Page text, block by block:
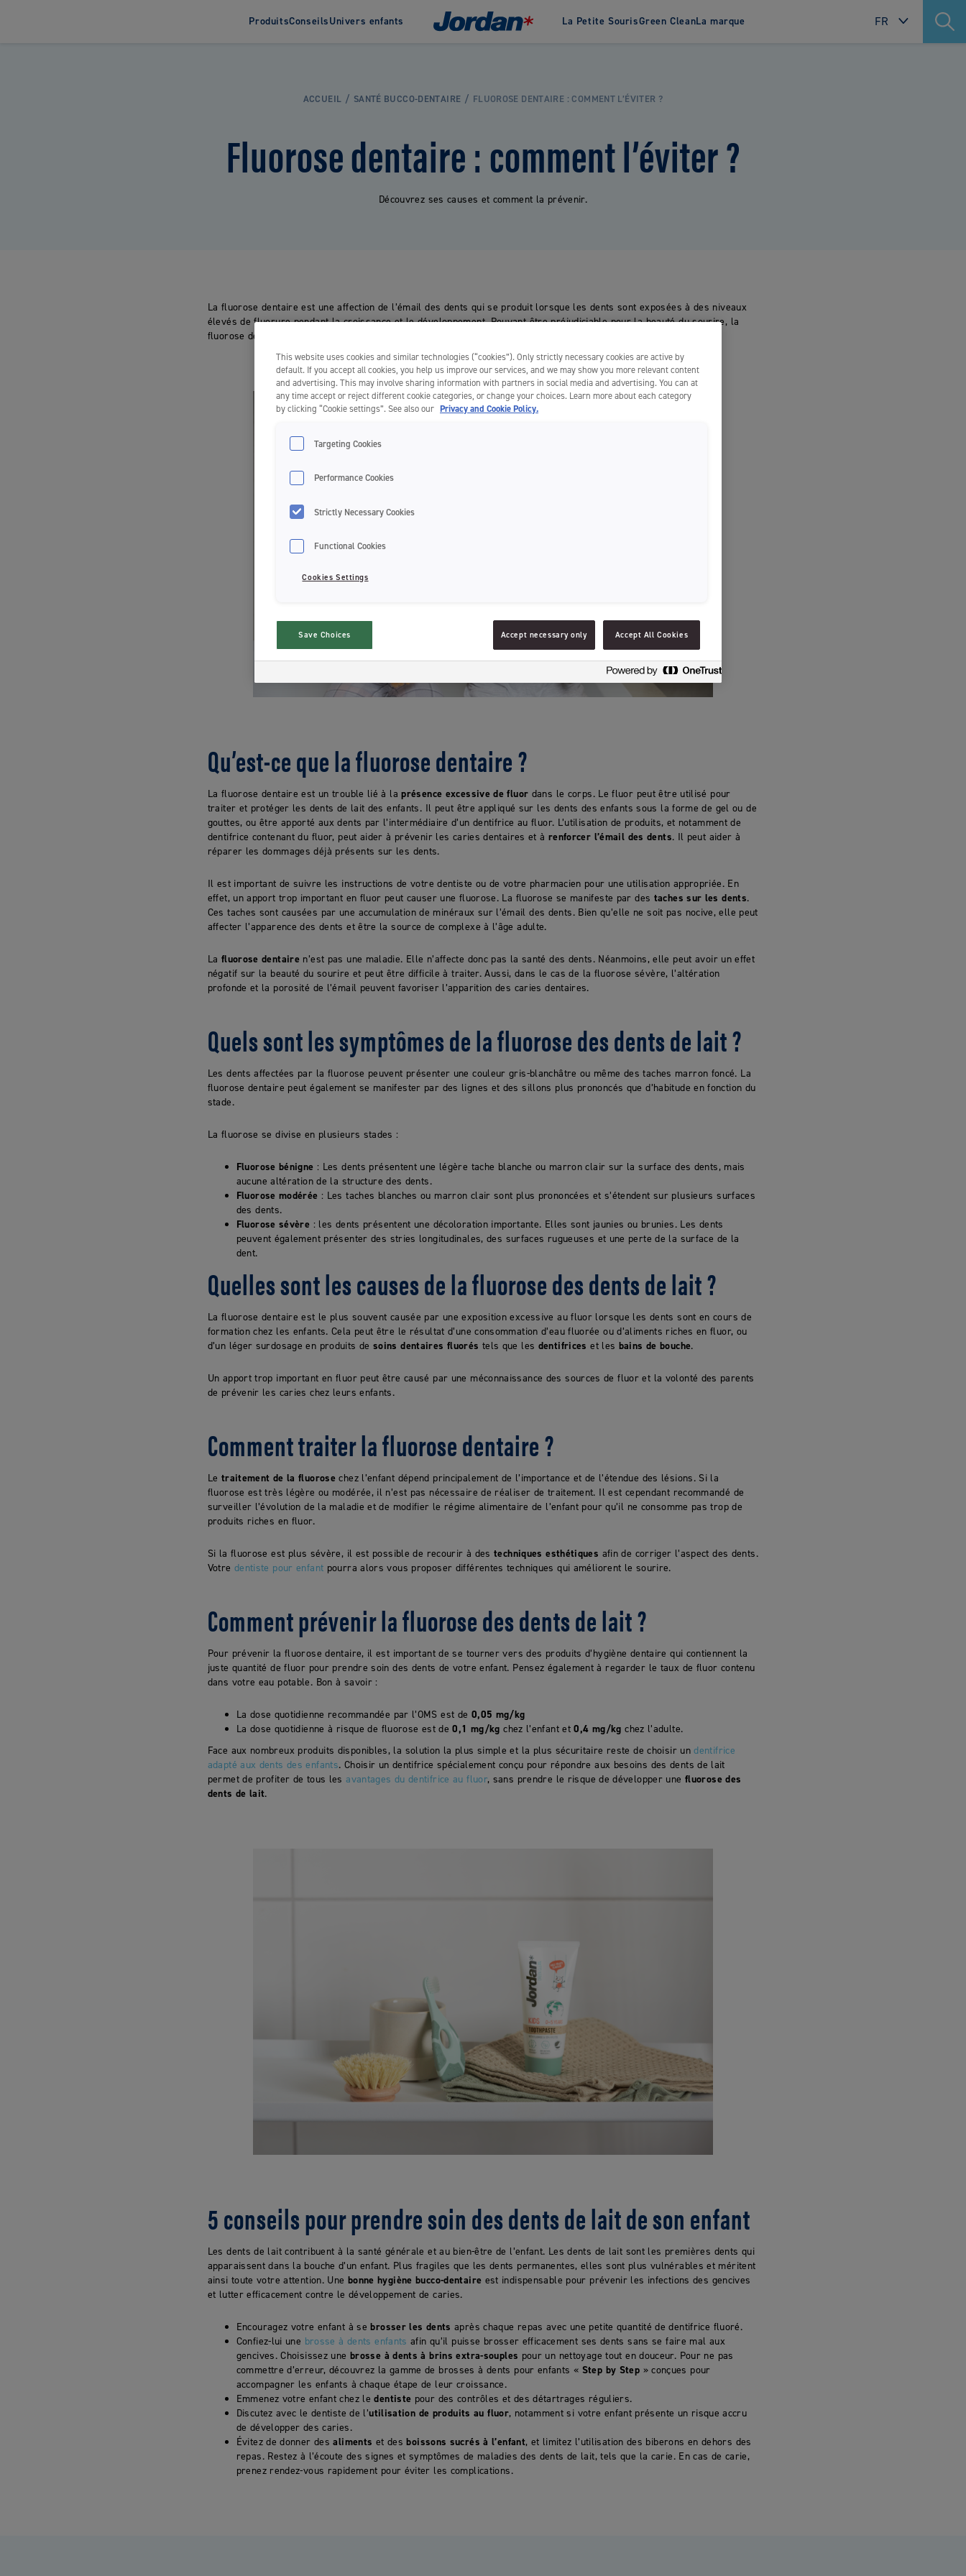
FR
Produits
Dentifrices Adultes
Brosses à dents écologique
VOIR TOUS LES PRODUITS
ConseilsUnivers enfants La Petite SourisGreen CleanLa marque
ACCUEIL SANTÉ BUCCO-DENTAIRE FLUOROSE DENTAIRE : COMMENT L’ÉVITER ?
Fluorose dentaire : comment l’éviter ?
Découvrez ses causes et comment la prévenir.
La fluorose dentaire est une affection de l’émail des dents qui se produit lorsque les dents sont exposées à des niveaux
élevés de fluorure pendant la croissance et le développement. Pouvant être préjudiciable pour la beauté du sourire, la
fluorose des dents de lait peut être évitée. Découvrez ses causes et comment la prévenir.
Qu’est-ce que la fluorose dentaire ?
La fluorose dentaire est un trouble lié à laprésence excessive de fluor dans le corps. Le fluor peut être utilisé pour
traiter et protéger les dents de lait des enfants. Il peut être appliqué sur les dents des enfants sous la forme de gel ou de
gouttes, ou être apporté aux dents par l’intermédiaire d’un dentifrice au fluor. L’utilisation de produits, et notamment de
dentifrice contenant du fluor, peut aider à prévenir les caries dentaires et à renforcer l’émail des dents. Il peut aider à
réparer les dommages déjà présents sur les dents.
Il est important de suivre les instructions de votre dentiste ou de votre pharmacien pour une utilisation appropriée. En
effet, un apport trop important en fluor peut causer une fluorose. La fluorose se manifeste par des taches sur les dents.
Ces taches sont causées par une accumulation de minéraux sur l’émail des dents. Bien qu’elle ne soit pas nocive, elle peut
affecter l’apparence des dents et être la source de complexe à l’âge adulte.
La fluorose dentaire n’est pas une maladie. Elle n’affecte donc pas la santé des dents. Néanmoins, elle peut avoir un effet
négatif sur la beauté du sourire et peut être difficile à traiter. Aussi, dans le cas de la fluorose sévère, l’altération
profonde et la porosité de l’émail peuvent favoriser l’apparition des caries dentaires.
Quels sont les symptômes de la fluorose des dents de lait ?
Les dents affectées par la fluorose peuvent présenter une couleur gris-blanchâtre ou même des taches marron foncé. La
fluorose dentaire peut également se manifester par des lignes et des sillons plus prononcés que d’habitude en fonction du
stade.
La fluorose se divise en plusieurs stades :
Fluorose bénigne : Les dents présentent une légère tache blanche ou marron clair sur la surface des dents, mais
aucune altération de la structure des dents.
Fluorose modérée : Les taches blanches ou marron clair sont plus prononcées et s’étendent sur plusieurs surfaces
des dents.
Fluorose sévère : les dents présentent une décoloration importante. Elles sont jaunies ou brunies. Les dents
peuvent également présenter des stries longitudinales, des surfaces rugueuses et une perte de la surface de la
dent.
Quelles sont les causes de la fluorose des dents de lait ?
La fluorose dentaire est le plus souvent causée par une exposition excessive au fluor lorsque les dents sont en cours de
formation chez les enfants. Cela peut être le résultat d’une consommation d’eau fluorée ou d’aliments riches en fluor, ou
d’un léger surdosage en produits de soins dentaires fluorés tels que les dentifrices et les bains de bouche.
Un apport trop important en fluor peut être causé par une méconnaissance des sources de fluor et la volonté des parents
de prévenir les caries chez leurs enfants.
Comment traiter la fluorose dentaire ?
Le traitement de la fluorose chez l’enfant dépend principalement de l’importance et de l’étendue des lésions. Si la
fluorose est très légère ou modérée, il n’est pas nécessaire de réaliser de traitement. Il est cependant recommandé de
surveiller l’évolution de la maladie et de modifier le régime alimentaire de l’enfant pour qu’il ne consomme pas trop de
produits riches en fluor.
Si la fluorose est plus sévère, il est possible de recourir à destechniques esthétiques afin de corriger l’aspect des dents.
Votre dentiste pour enfant pourra alors vous proposer différentes techniques qui améliorent le sourire.
Comment prévenir la fluorose des dents de lait ?
Pour prévenir la fluorose dentaire, il est important de se tourner vers des produits d’hygiène dentaire qui contiennent la
juste quantité de fluor pour prendre soin des dents de votre enfant. Pensez également à regarder le taux de fluor contenu
dans votre eau potable. Bon à savoir :
La dose quotidienne recommandée par l’OMS est de 0,05 mg/kg
La dose quotidienne à risque de fluorose est de0,1 mg/kg chez l’enfant et0,4 mg/kg chez l’adulte.
Face aux nombreux produits disponibles, la solution la plus simple et la plus sécuritaire reste de choisir undentifrice
adapté aux dents des enfants. Choisir un dentifrice spécialement conçu pour répondre aux besoins des dents de lait
permet de profiter de tous lesavantages du dentifrice au fluor, sans prendre le risque de développer une fluorose des
dents de lait.
5 conseils pour prendre soin des dents de lait de son enfant
Les dents de lait contribuent à la santé générale et au bien-être de l’enfant. Les dents de lait sont les premières dents qui
apparaissent dans la bouche d’un enfant. Plus fragiles que les dents permanentes, elles sont plus vulnérables et méritent
ainsi toute votre attention. Une bonne hygiène bucco-dentaire est indispensable pour prévenir les infections des gencives
et lutter efficacement contre le développement de caries.
Encouragez votre enfant à sebrosser les dents après chaque repas avec une petite quantité de dentifrice fluoré.
Confiez-lui une brosse à dents enfants afin qu’il puisse brosser efficacement ses dents sans se faire mal aux
gencives. Choisissez une brosse à dents à brins extra-souples pour un nettoyage tout en douceur. Pour ne pas
commettre d’erreur, découvrez la gamme de brosses à dents pour enfants « Step by Step » conçues pour
accompagner les enfants à chaque étape de leur croissance.
Emmenez votre enfant chez ledentiste pour des contrôles et des détartrages réguliers.
Discutez avec le dentiste de l’utilisation de produits au fluor, notamment si votre enfant présente un risque accru
de développer des caries.
Évitez de donner desaliments et desboissons sucrés à l’enfant, et limitez l’utilisation des biberons en dehors des
repas. Restez à l’écoute des signes et symptômes de maladies des dents de lait, tels que la carie. En cas de carie,
prenez rendez-vous rapidement pour éviter les complications.
This website uses cookies and similar technologies (“cookies”). Only strictly necessary cookies are active by
default. If you accept all cookies, you help us improve our services, and we may show you more relevant content
and advertising. This may involve sharing information with partners in social media and advertising. You can at
any time accept or reject different cookie categories, or change your choices. Learn more about each category
by clicking “Cookie settings”. See also our Privacy and Cookie Policy.
Targeting Cookies
Performance Cookies
Strictly Necessary Cookies
Functional Cookies
Cookies Settings
Save Choices Accept necessary only Accept All Cookies